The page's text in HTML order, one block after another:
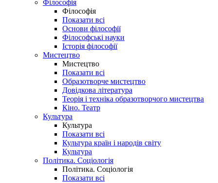
Філософія
Філософія
Показати всі
Основи філософії
Філософські науки
Історія філософії
Мистецтво
Мистецтво
Показати всі
Образотворче мистецтво
Довідкова література
Теорія і техніка образотворчого мистецтва
Кіно. Театр
Культура
Культура
Показати всі
Культура країн і народів світу
Культура
Політика. Соціологія
Політика. Соціологія
Показати всі